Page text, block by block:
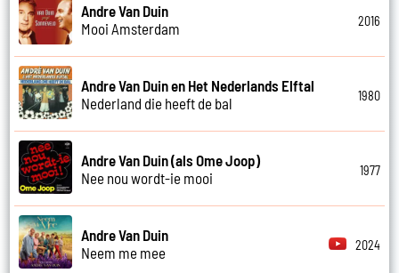
Andre Van Duin
Mooi Amsterdam
2016
Andre Van Duin en Het Nederlands Elftal
Nederland die heeft de bal
1980
Andre Van Duin (als Ome Joop)
Nee nou wordt-ie mooi
1977
Andre Van Duin
Neem me mee
2024